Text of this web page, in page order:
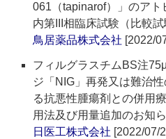
061（tapinarof）」のアト
内第III相臨床試験（比較
鳥居薬品株式会社 [2022/
フィルグラスチムBS注
ジ「NIG」再発又は難治
る抗悪性腫瘍剤との併用
用法及び用量追加のお知
日医工株式会社 [2022/07/